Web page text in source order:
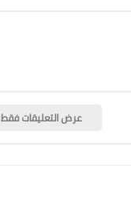
عرض التعليقات فقط